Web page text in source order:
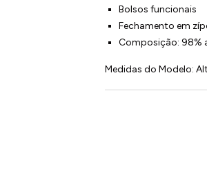
Bolsos funcionais
Fechamento em
Composição: 98%
Medidas do Modelo: